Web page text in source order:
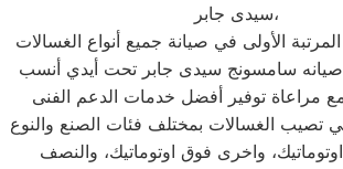
سيدى جابر،
الأولى في صيانة جميع أنواع الغسالات
صيانه سامسونج سيدى جابر تحت أيدي أنسب
تصيب الغسالات بمختلف فئات الصنع والنوع
واخرى فوق اوتوماتيك، والنصف